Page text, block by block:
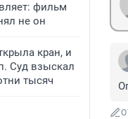
фильм
не он
кран, и
Суд взыскал
тысяч